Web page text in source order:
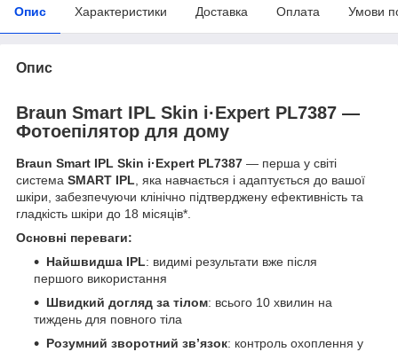
Опис Характеристики Доставка Оплата Умови
Опис
Braun Smart IPL Skin i·Expert PL7387 —
Фотоепілятор для дому
Braun Smart IPL Skin i·Expert PL7387 — перша у світі
система SMART IPL , яка навчається і адаптується до вашої
шкіри, забезпечуючи клінічно підтверджену ефективність та
гладкість шкіри до 18 місяців*.
Основні переваги:
Найшвидша IPL: видимі результати вже після
першого використання
Швидкий догляд за тілом: всього 10 хвилин на
тиждень для повного тіла
Розумний зворотний зв’язок: контроль охоплення у